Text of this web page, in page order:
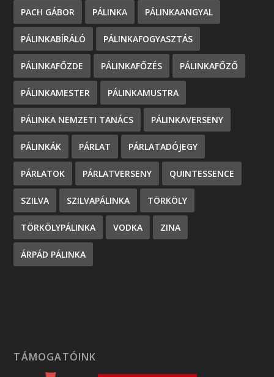
PACH GÁBOR PÁLINKA PÁLINKAANGYAL
PÁLINKABÍRÁLÓ PÁLINKAFOGYASZTÁS
PÁLINKAFŐZDE PÁLINKAFŐZÉS PÁLINKAFŐZŐ
PÁLINKAMESTER PÁLINKAMUSTRA
PÁLINKA NEMZETI TANÁCS PÁLINKAVERSENY
PÁLINKÁK PÁRLAT PÁRLATADÓJEGY
PÁRLATOK PÁRLATVERSENY QUINTESSENCE
SZILVA SZILVAPÁLINKA TÖRKÖLY
TÖRKÖLYPÁLINKA VODKA ZINA
ÁRPÁD PÁLINKA
TÁMOGATÓINK